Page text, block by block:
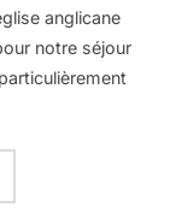
anglicane
notre séjour